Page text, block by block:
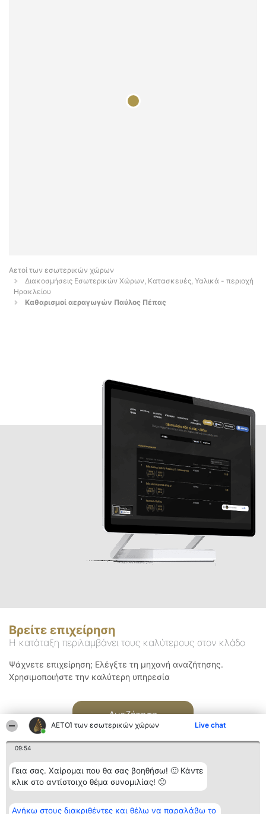
ΑΕΤΟΊ των εσωτερικών χώρων Live chat
09:54
Γεια σας. Χαίρομαι που θα σας βοηθήσω! 🙂 Κάντε
κλικ στο αντίστοιχο θέμα συνομιλίας! 🙂
Ανήκω στους διακριθέντες και θέλω να παραλάβω το
Αετοί των εσωτερικών χώρων
Διακοσμήσεις Εσωτερικών Χώρων, Κατασκευές, Υαλικά - περιοχή
Ηρακλείου
Καθαρισμοί αεραγωγών Παύλος Πέπας
Βρείτε επιχείρηση
Η κατάταξη περιλαμβάνει τους καλύτερους στον κλάδο
Ψάχνετε επιχείρηση; Ελέγξτε τη μηχανή αναζήτησης.
Χρησιμοποιήστε την καλύτερη υπηρεσία
Αναζήτηση
Διοργανωτής της
κατάταξης
Κατάταξη
Διακριθέντες
Επικοινωνία
Επικοινωνία